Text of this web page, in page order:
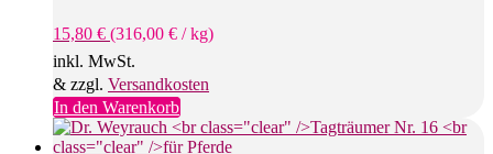
auf
gewählt
15,80 € (316,00 € /kg)
inkl. MwSt.
& zzgl. Versandkosten
In den Warenkorb